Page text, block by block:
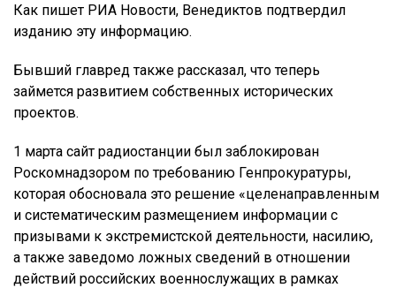
Как пишет РИА Новости, Венедиктов подтвердил
изданию эту информацию.
Бывший главред также рассказал, что теперь
займется развитием собственных исторических
проектов.
1 марта сайт радиостанции был заблокирован
Роскомнадзором по требованию Генпрокуратуры,
которая обосновала это решение «целенаправленным
и систематическим размещением информации с
призывами к экстремистской деятельности, насилию,
а также заведомо ложных сведений в отношении
действий российских военнослужащих в рамках